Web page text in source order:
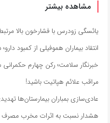
مشاهده بیشتر
یائسگی زودرس با فشارخون بالا
انتقاد بیماران هموفیلی از کمبود
خبرنگار سلامت؛ رکن چهارم
مراقب علائم هپاتیت باشید!
عادی‌سازی بمباران بیمارستان‌ها
هشدار نسبت به اثرات مخرب مصرف